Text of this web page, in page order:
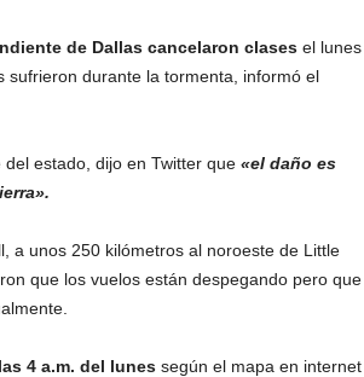
de Dallas cancelaron clasesel lunes
sufrieron durante la tormenta, informó el
estado, dijo en Twitter que«el daño es
a unos 250 kilómetros al noroeste de Little
que los vuelos están despegando pero que
4 a.m. del lunessegún el mapa en internet